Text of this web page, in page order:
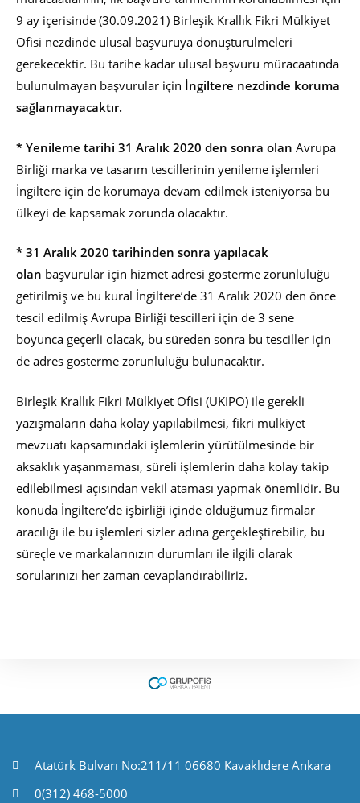
9 ay içerisinde (30.09.2021) Birleşik Krallık Fikri Mülkiyet
Ofisi nezdinde ulusal başvuruya dönüştürülmeleri
gerekecektir. Bu tarihe kadar ulusal başvuru müracaatında
bulunulmayan başvurular için İngiltere nezdinde koruma
sağlanmayacaktır.
* Yenileme tarihi 31 Aralık 2020 den sonra olan Avrupa
Birliği marka ve tasarım tescillerinin yenileme işlemleri
İngiltere için de korumaya devam edilmek isteniyorsa bu
ülkeyi de kapsamak zorunda olacaktır.
* 31 Aralık 2020 tarihinden sonra yapılacak
olan başvurular için hizmet adresi gösterme zorunluluğu
getirilmiş ve bu kural İngiltere’de 31 Aralık 2020 den önce
tescil edilmiş Avrupa Birliği tescilleri için de 3 sene
boyunca geçerli olacak, bu süreden sonra bu tesciller için
de adres gösterme zorunluluğu bulunacaktır.
Birleşik Krallık Fikri Mülkiyet Ofisi (UKIPO) ile gerekli
yazışmaların daha kolay yapılabilmesi, fikri mülkiyet
mevzuatı kapsamındaki işlemlerin yürütülmesinde bir
aksaklık yaşanmaması, süreli işlemlerin daha kolay takip
edilebilmesi açısından vekil ataması yapmak önemlidir. Bu
konuda İngiltere’de işbirliği içinde olduğumuz firmalar
aracılığı ile bu işlemleri sizler adına gerçekleştirebilir, bu
süreçle ve markalarınızın durumları ile ilgili olarak
sorularınızı her zaman cevaplandırabiliriz.
Atatürk Bulvarı No:211/11 06680 Kavaklıdere Ankara
0(312) 468-5000